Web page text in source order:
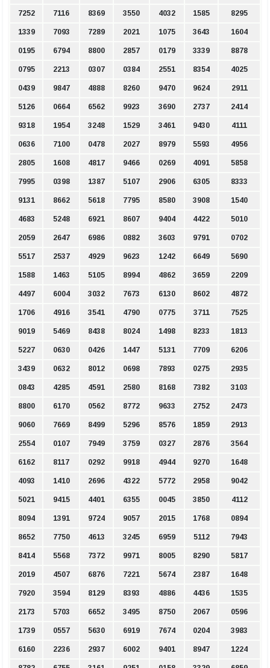
7252 7116 8369 3550 4032 1585 8295
1339 7093 7289 2021 1075 3643 1604
0195 6794 8800 2857 0179 3339 8878
0795 2213 0307 0384 2551 8354 4025
0439 9847 4888 8260 9470 9624 2911
5126 0664 6562 9923 3690 2737 2414
9318 1954 3248 1529 3461 9430 4111
0636 7100 0478 2027 8979 5593 4956
2805 1608 4817 9466 0269 4091 5858
7995 0398 1387 5107 2906 6305 8333
9131 8662 5618 7795 8580 3908 1540
4683 5248 6921 8607 9404 4422 5010
2059 2647 6986 0882 3603 9791 0702
5517 2537 4929 9623 1242 6649 5690
1588 1463 5105 8994 4862 3659 2209
4497 6004 3032 7673 6130 8602 4872
1706 4916 3541 4790 0775 3711 7525
9019 5469 8438 8024 1498 8233 1813
5227 0630 0426 1447 5131 7709 6206
3439 0632 8012 0698 7893 0275 2935
0843 4285 4591 2580 8168 7382 3103
8800 6170 0562 8772 9633 2752 2473
9060 7669 8499 5296 8576 1859 2913
2554 0107 7949 3759 0327 2876 3564
6162 8117 0292 9918 4944 9270 1648
4093 1410 2696 4322 5772 2958 9042
5021 9415 4401 6355 0045 3850 4112
8094 1391 9724 9057 2015 1768 0894
8652 7750 4613 3245 6959 5112 7943
8414 5568 7372 9971 8005 8290 5817
2019 4507 6876 7221 5674 2387 1648
7920 3594 8129 8393 4886 4436 1535
2173 5703 6652 3495 8750 2067 0596
1739 0557 5630 6919 7674 0204 3983
6160 2236 2937 6002 9401 8947 1224